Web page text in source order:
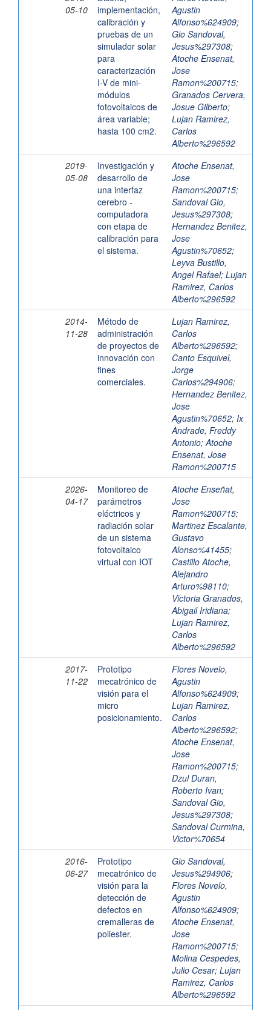
05-10
implementación,
calibración y
pruebas de un
simulador solar
para
caracterización
I-V de mini-
módulos
fotovoltaicos de
área variable;
hasta 100 cm2.
Agustin
Alfonso%624909;
Gio Sandoval,
Jesus%297308;
Atoche Ensenat,
Jose
Ramon%200715;
Granados Cervera,
Josue Gilberto;
Lujan Ramirez,
Carlos
Alberto%296592
2019-
05-08
Investigación y
desarrollo de
una interfaz
cerebro -
computadora
con etapa de
calibración para
el sistema.
Atoche Ensenat,
Jose
Ramon%200715;
Sandoval Gio,
Jesus%297308;
Hernandez Benitez,
Jose
Agustin%70652;
Leyva Bustillo,
Angel Rafael; Lujan
Ramirez, Carlos
Alberto%296592
2014-
11-28
Método de
administración
de proyectos de
innovación con
fines
comerciales.
Lujan Ramirez,
Carlos
Alberto%296592;
Canto Esquivel,
Jorge
Carlos%294906;
Hernandez Benitez,
Jose
Agustin%70652; Ix
Andrade, Freddy
Antonio;Atoche
Ensenat, Jose
Ramon%200715
2026-
04-17
Monitoreo de
parámetros
eléctricos y
radiación solar
de un sistema
fotovoltaico
virtual con IOT
Atoche Enseñat,
Jose
Ramon%200715;
Martinez Escalante,
Gustavo
Alonso%41455;
Castillo Atoche,
Alejandro
Arturo%98110;
Victoria Granados,
Abigail Iridiana;
Lujan Ramirez,
Carlos
Alberto%296592
2017-
11-22
Prototipo
mecatrónico de
visión para el
micro
posicionamiento.
Flores Novelo,
Agustin
Alfonso%624909;
Lujan Ramirez,
Carlos
Alberto%296592;
Atoche Ensenat,
Jose
Ramon%200715;
Dzul Duran,
Roberto Ivan;
Sandoval Gio,
Jesus%297308;
Sandoval Curmina,
Victor%70654
2016-
06-27
Prototipo
mecatrónico de
visión para la
detección de
defectos en
cremalleras de
poliester.
Gio Sandoval,
Jesus%294906;
Flores Novelo,
Agustin
Alfonso%624909;
Atoche Ensenat,
Jose
Ramon%200715;
Molina Cespedes,
Julio Cesar; Lujan
Ramirez, Carlos
Alberto%296592